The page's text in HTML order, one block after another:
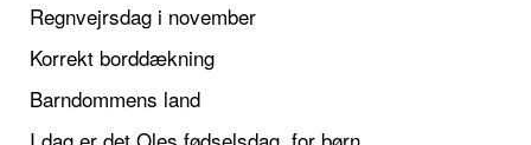
Regnvejrsdag i november
Korrekt borddækning
Barndommens land